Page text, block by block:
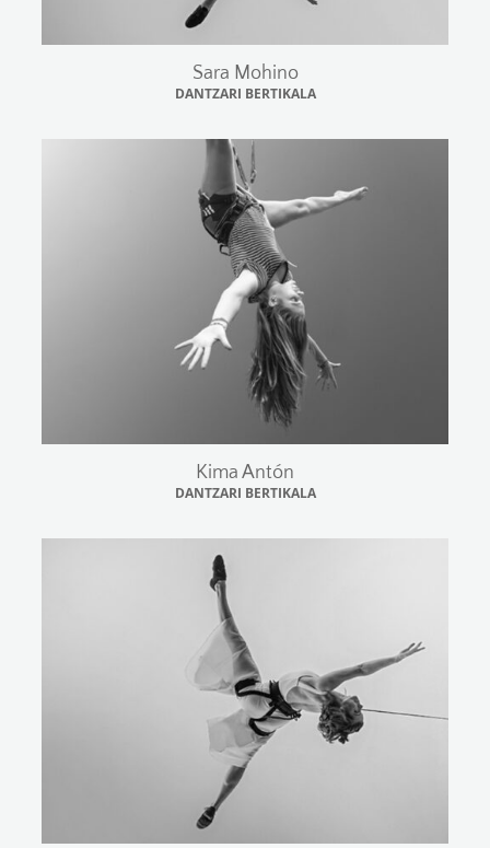
Sara Mohino
DANTZARI BERTIKALA
Kima Antón
DANTZARI BERTIKALA